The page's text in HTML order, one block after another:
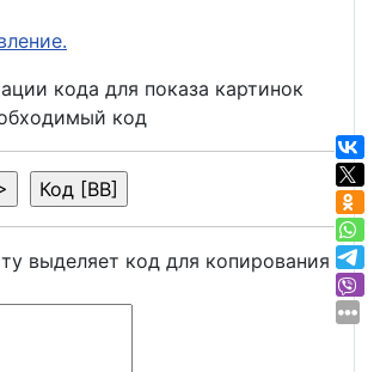
кода для показа картинок
код
выделяет код для копирования